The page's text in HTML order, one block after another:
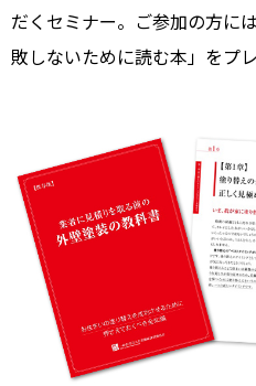
だくセミナー。ご参加の方に
敗しないために読む本」をプ